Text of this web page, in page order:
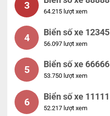
3
64.215 lượt xem
4 Biển số xe 12345
56.097 lượt xem
5 Biển số xe 66666
53.750 lượt xem
6 Biển số xe 11111
52.217 lượt xem